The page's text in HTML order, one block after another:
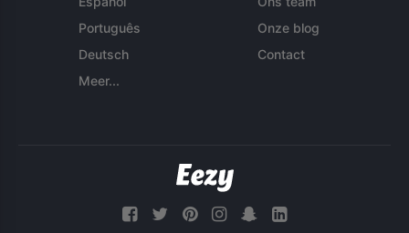
Português
Deutsch
Meer...
Onze blog
Contact